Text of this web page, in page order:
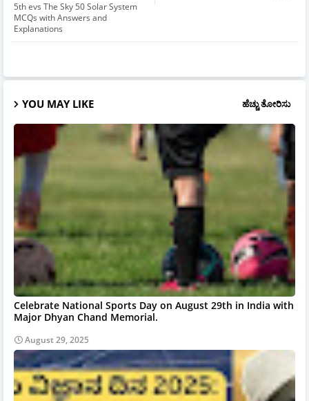
5th evs The Sky 50 Solar System
MCQs with Answers and
Explanations
YOU MAY LIKE ಹೆಚ್ಚು ತೋರಿಸು
Celebrate National Sports Day on August 29th in India with
Major Dhyan Chand Memorial.
August 29, 2025